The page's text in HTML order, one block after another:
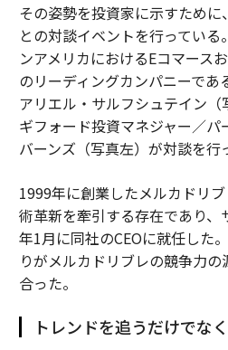
その姿勢を投資家に示すため
との対談イベントを行ってい
ンアメリカにおけるEコマース
のリーディングカンパニーであ
アリエル・サルフシュテイン（
ギフォード投資マネジャー／パ
バーンズ（写真左）が対談を行
1999年に創業したメルカドリ
術革新を牽引する存在であり
年1月に同社のCEOに就任した
りがメルカドリブレの競争力
合った。
トレンドを追うだけでな